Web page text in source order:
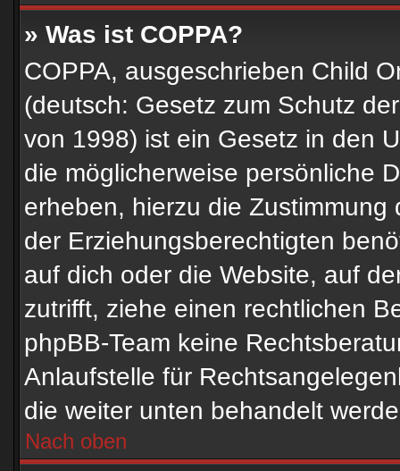
» Was ist COPPA?
COPPA, ausgeschrieben Child
(deutsch: Gesetz zum Schutz
von 1998) ist ein Gesetz in den
die möglicherweise persönliche
erheben, hierzu die
der Erziehungsberechtigten
auf dich oder die Website, auf
zutrifft, ziehe einen rechtlichen
phpBB-Team keine
Anlaufstelle für
die weiter unten behandelt
Nach oben